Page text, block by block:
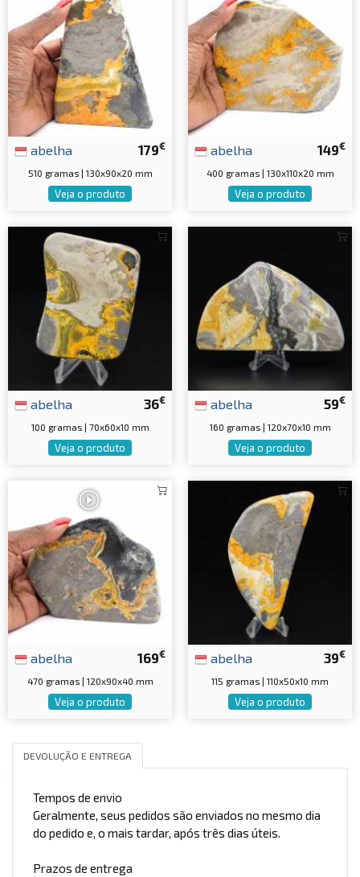
179€
abelha
510 gramas | 130x90x20 mm
Veja o produto
149€
abelha
400 gramas | 130x110x20 mm
Veja o produto
36€
abelha
100 gramas | 70x60x10 mm
Veja o produto
59€
abelha
160 gramas | 120x70x10 mm
Veja o produto
169€
abelha
470 gramas | 120x90x40 mm
Veja o produto
39€
abelha
115 gramas | 110x50x10 mm
Veja o produto
DEVOLUÇÃO E ENTREGA
Tempos de envio
Geralmente, seus pedidos são enviados no mesmo dia
do pedido e, o mais tardar, após três dias úteis.
Prazos de entrega